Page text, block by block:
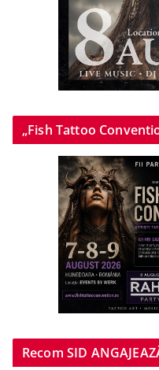
„Fish Tattoo
Recom SID